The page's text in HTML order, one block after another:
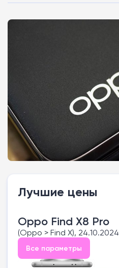
Лучшие цены
Oppo Find X8 Pro
(Oppo > Find X), 24.10.2024
Все параметры